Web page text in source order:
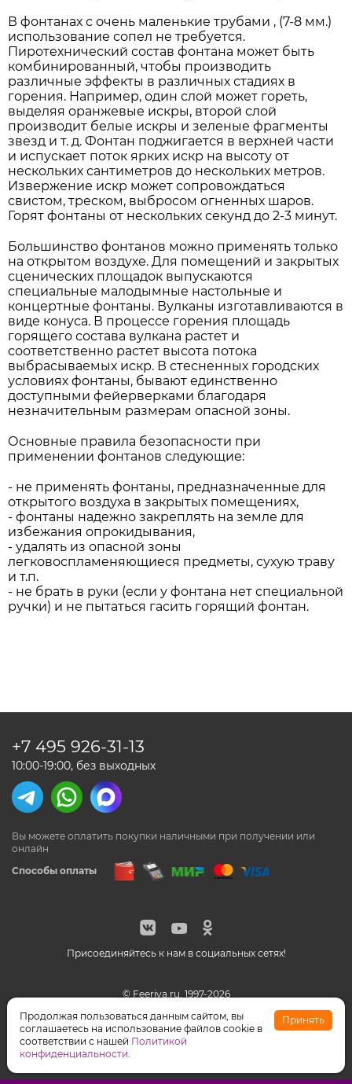
В фонтанах с очень маленькие трубами , (7-8 мм.)
использование сопел не требуется.
Пиротехнический состав фонтана может быть
комбинированный, чтобы производить
различные эффекты в различных стадиях в
горения. Например, один слой может гореть,
выделяя оранжевые искры, второй слой
производит белые искры и зеленые фрагменты
звезд и т. д. Фонтан поджигается в верхней части
и испускает поток ярких искр на высоту от
нескольких сантиметров до нескольких метров.
Извержение искр может сопровождаться
свистом, треском, выбросом огненных шаров.
Горят фонтаны от нескольких секунд до 2-3 минут.
Большинство фонтанов можно применять только
на открытом воздухе. Для помещений и закрытых
сценических площадок выпускаются
специальные малодымные настольные и
концертные фонтаны. Вулканы изготавливаются в
виде конуса. В процессе горения площадь
горящего состава вулкана растет и
соответственно растет высота потока
выбрасываемых искр. В стесненных городских
условиях фонтаны, бывают единственно
доступными фейерверками благодаря
незначительным размерам опасной зоны.
Основные правила безопасности при
применении фонтанов следующие:
- не применять фонтаны, предназначенные для
открытого воздуха в закрытых помещениях,
- фонтаны надежно закреплять на земле для
избежания опрокидывания,
- удалять из опасной зоны
легковоспламеняющиеся предметы, сухую траву
и т.п.
- не брать в руки (если у фонтана нет специальной
ручки) и не пытаться гасить горящий фонтан.
Присоединяйтесь к нам в социальных сетях!
© Feeriya.ru, 1997-2026
Способы оплаты
Вы можете оплатить покупки наличными при получении или
онлайн
+7 495 926-31-13
10:00-19:00, без выходных
WhatsApp принадлежат компании Meta, признанной
экстремистской организацией на территории РФ
Продолжая пользоваться данным сайтом, вы
соглашаетесь на использование файлов cookie в
соответствии с нашей Политикой
конфиденциальности.
Принять